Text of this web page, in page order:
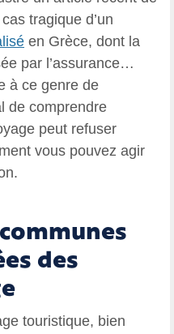
tragique d’un
en Grèce, dont la
par l’assurance…
à ce genre de
de comprendre
peut refuser
vous pouvez agir
des
touristique, bien